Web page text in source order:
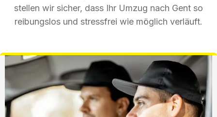
stellen wir sicher, dass Ihr Umzug nach Gent so
reibungslos und stressfrei wie möglich verläuft.